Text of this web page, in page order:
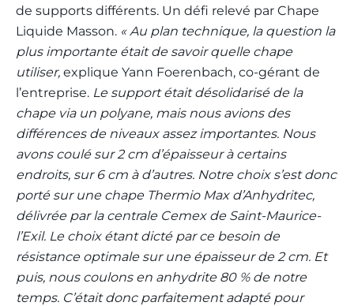
de supports différents. Un défi relevé par Chape
Liquide Masson. « Au plan technique, la question la
plus importante était de savoir quelle chape
utiliser, explique Yann Foerenbach, co-gérant de
l’entreprise. Le support était désolidarisé de la
chape via un polyane, mais nous avions des
différences de niveaux assez importantes. Nous
avons coulé sur 2 cm d’épaisseur à certains
endroits, sur 6 cm à d’autres. Notre choix s’est donc
porté sur une chape Thermio Max d’Anhydritec,
délivrée par la centrale Cemex de Saint-Maurice-
l’Exil. Le choix étant dicté par ce besoin de
résistance optimale sur une épaisseur de 2 cm. Et
puis, nous coulons en anhydrite 80 % de notre
temps. C’était donc parfaitement adapté pour